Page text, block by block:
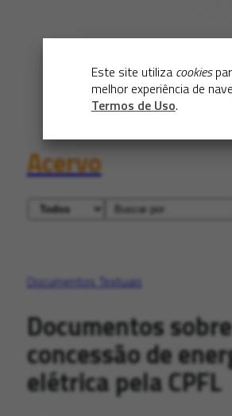
Este site utiliza cookies
melhor experiência de
Termos de Uso.
Acervo
Documentos Textuais
Documentos sobre
concessão de
elétrica pela CPFL